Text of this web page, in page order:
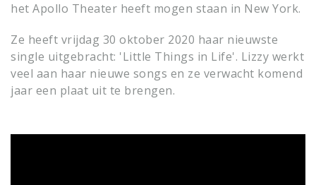
het Apollo Theater heeft mogen staan in New York.
Ze heeft vrijdag 30 oktober 2020 haar nieuwste
single uitgebracht: 'Little Things in Life'. Lizzy werkt
veel aan haar nieuwe songs en ze verwacht komend
jaar een plaat uit te brengen.